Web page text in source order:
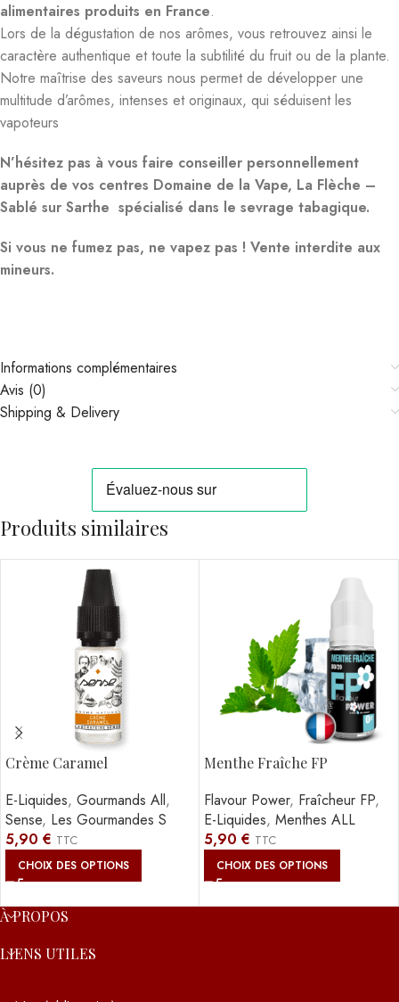
alimentaires produits en France.
Lors de la dégustation de nos arômes, vous retrouvez ainsi le
caractère authentique et toute la subtilité du fruit ou de la plante.
Notre maîtrise des saveurs nous permet de développer une
multitude d’arômes, intenses et originaux, qui séduisent les
vapoteurs
N’hésitez pas à vous faire conseiller personnellement
auprès de vos centres Domaine de la Vape, La Flèche –
Sablé sur Sarthe spécialisé dans le sevrage tabagique.
Si vous ne fumez pas, ne vapez pas ! Vente interdite aux
mineurs.
Informations complémentaires
Avis (0)
Shipping & Delivery
Produits similaires
Crème Caramel
E-Liquides, Gourmands All,
Sense, Les Gourmandes S
5,90 € TTC
CHOIX DES OPTIONS
Menthe Fraîche FP
Flavour Power, Fraîcheur FP,
E-Liquides, Menthes ALL
5,90 € TTC
CHOIX DES OPTIONS
À PROPOS
LIENS UTILES